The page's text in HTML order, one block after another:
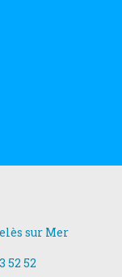
sur Mer
52 52